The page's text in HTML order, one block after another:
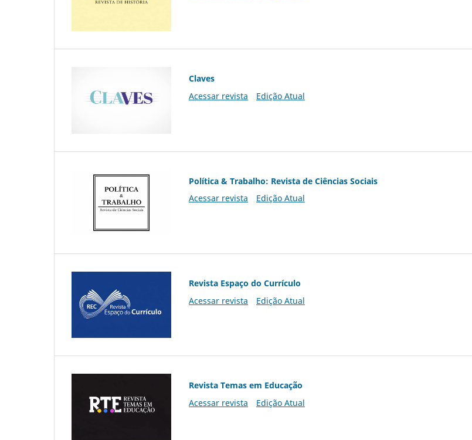
Claves
Acessar revista
Edição Atual
Política & Trabalho: Revista de Ciências Sociais
Acessar revista
Edição Atual
Revista Espaço do Currículo
Acessar revista
Edição Atual
Revista Temas em Educação
Acessar revista
Edição Atual